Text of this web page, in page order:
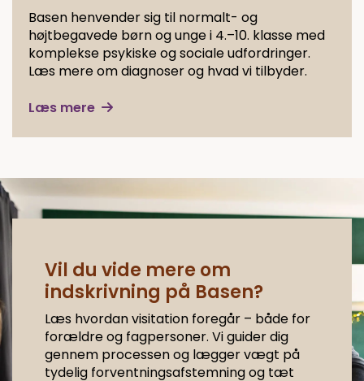
Basen henvender sig til normalt- og
højtbegavede børn og unge i 4.–10. klasse med
komplekse psykiske og sociale udfordringer.
Læs mere om diagnoser og hvad vi tilbyder.
Læs mere
Vil du vide mere om
indskrivning på Basen?
Læs hvordan visitation foregår – både for
forældre og fagpersoner. Vi guider dig
gennem processen og lægger vægt på
tydelig forventningsafstemning og tæt